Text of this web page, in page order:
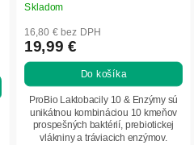
Priemerné
hodnotenie
produktu
je
5,0
5
hviezdičiek.
Skladom
16,80 € bez DPH
19,99 €
Do košíka
ProBio Laktobacily 10 & Enzýmy sú
unikátnou kombináciou 10 kmeňov
prospešných baktérií, prebiotickej
vlákniny a tráviacich enzýmov.